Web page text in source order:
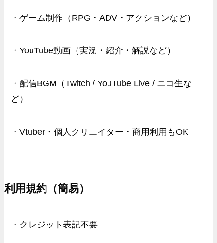
・ゲーム制作（RPG・ADV・アクションなど）
・YouTube動画（実況・紹介・解説など）
・配信BGM（Twitch / YouTube Live / ニコ生な
ど）
・Vtuber・個人クリエイター・商用利用もOK
利用規約（簡易）
・クレジット表記不要